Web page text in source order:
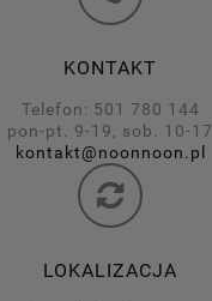
KONTAKT
Telefon: 501 780 144
pon-pt. 9-19, sob. 10-17
kontakt@noonnoon.pl
LOKALIZACJA